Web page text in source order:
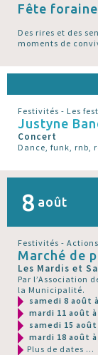
Fête
Des rires et des
moments de
Festivités - Les
Justyne
Concert
Dance, funk, rnb,
8 août
Festivités -
Marché de
Les Mardis et
Par l’Association
la Municipalité.
samedi 8 août
mardi 11 août à
samedi 15 août
mardi 18 août à
Plus de dates ...